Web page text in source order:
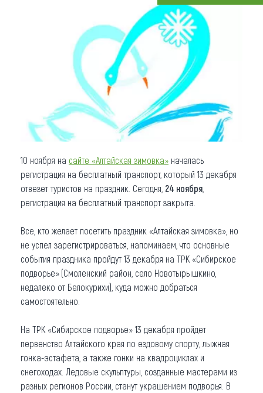
Что привезти (сувениры)
О регионе
Коллекция впечатлений
Другие рубрики
10 ноября на сайте «Алтайская зимовка» началась
регистрация на бесплатный транспорт, который 13 декабря
отвезет туристов на праздник. Сегодня, 24 ноября
регистрация на бесплатный транспорт закрыта.
Все, кто желает посетить праздник «Алтайская зимовка», но
не успел зарегистрироваться, напоминаем, что основные
события праздника пройдут 13 декабря на ТРК «Сибирское
подворье» (Смоленский район, село Новотырышкино,
недалеко от Белокурихи), куда можно добраться
самостоятельно.
На ТРК «Сибирское подворье» 13 декабря пройдет
первенство Алтайского края по ездовому спорту, лыжная
гонка-эстафета, а также гонки на квадроциклах и
снегоходах. Ледовые скульптуры, созданные мастерами из
разных регионов России, станут украшением подворья. В